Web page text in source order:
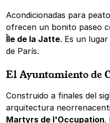
Acondicionadas para
ofrecen un bonito paseo
Île de la Jatte. Es un
de París.
El Ayuntamiento de
Construido a finales del
arquitectura
Martyrs de l'Occupation.